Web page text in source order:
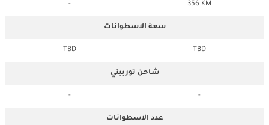
356 KM
-
سعة الاسطوانات
TBD
TBD
شاحن توربيني
-
-
عدد الاسطوانات